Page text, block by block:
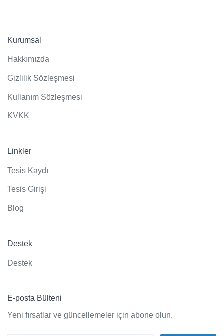
Kurumsal
Hakkımızda
Gizlilik Sözleşmesi
Kullanım Sözleşmesi
KVKK
Linkler
Tesis Kaydı
Tesis Girişi
Blog
Destek
Destek
E-posta Bülteni
Yeni fırsatlar ve güncellemeler için abone olun.